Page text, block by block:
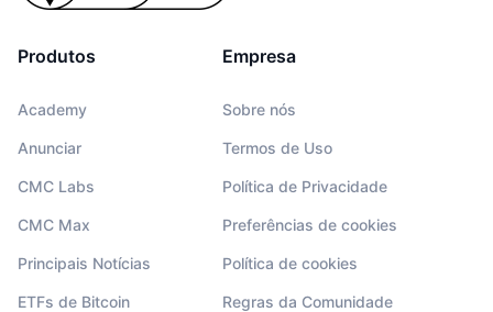
Produtos
Academy
Anunciar
CMC Labs
CMC Max
Principais Notícias
ETFs de Bitcoin
Empresa
Sobre nós
Termos de Uso
Política de Privacidade
Preferências de cookies
Política de cookies
Regras da Comunidade